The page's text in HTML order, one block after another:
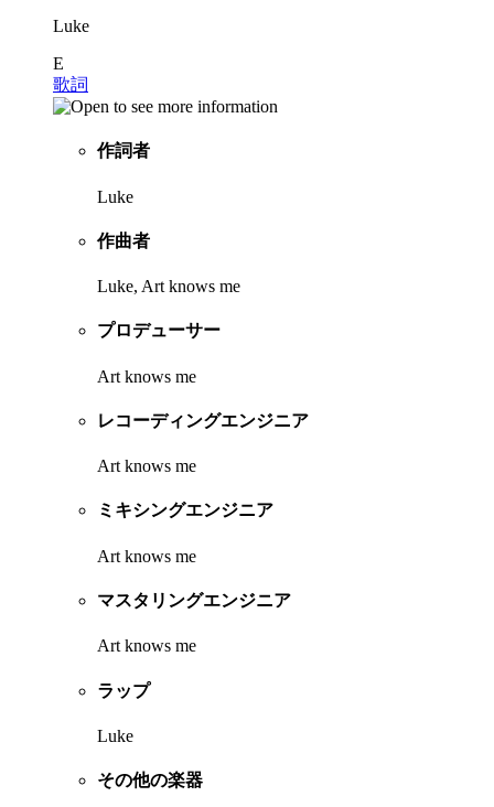
Luke
E
歌詞
作詞者
Luke
作曲者
Luke, Art knows me
プロデューサー
Art knows me
レコーディングエンジニア
Art knows me
ミキシングエンジニア
Art knows me
マスタリングエンジニア
Art knows me
ラップ
Luke
その他の楽器